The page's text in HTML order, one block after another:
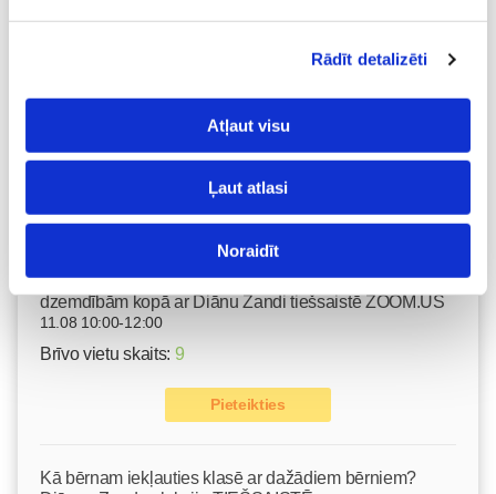
Rādīt detalizēti
Atļaut visu
Ļaut atlasi
Noraidīt
masāža Māmiņu klubā pie masāžas speciālistes Olgas
Izpārdots
Emocionālā un psiholoģiskā sagatavošanās
dzemdībām kopā ar Diānu Zandi tiešsaistē ZOOM.US
11.08 10:00-12:00
Brīvo vietu skaits: 9
Pieteikties
Kā bērnam iekļauties klasē ar dažādiem bērniem?